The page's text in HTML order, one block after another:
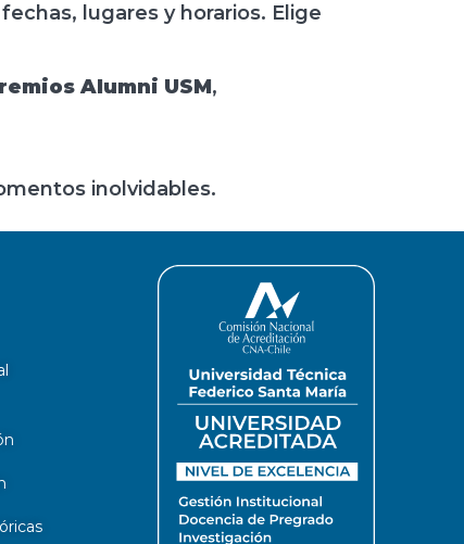
lugares y horarios. Elige
Alumni USM,
inolvidables.